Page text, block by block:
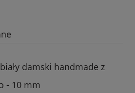
damski handmade z
- 10 mm